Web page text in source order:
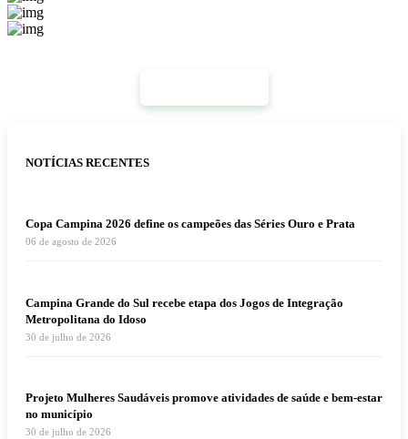
NOTÍCIAS RECENTES
Copa Campina 2026 define os campeões das Séries Ouro e Prata
06 de agosto de 2026
Campina Grande do Sul recebe etapa dos Jogos de Integração
Metropolitana do Idoso
30 de julho de 2026
Projeto Mulheres Saudáveis promove atividades de saúde e bem-estar
no município
30 de julho de 2026